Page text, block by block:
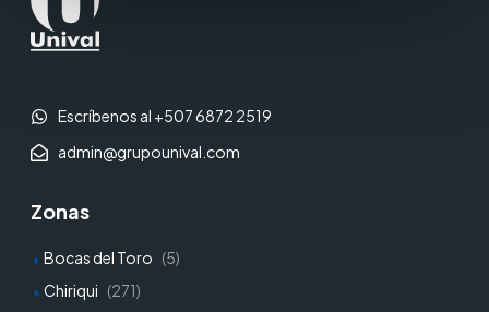
Escríbenos al +507 6872 2519
admin@grupounival.com
Zonas
Bocas del Toro (5)
Chiriqui (271)